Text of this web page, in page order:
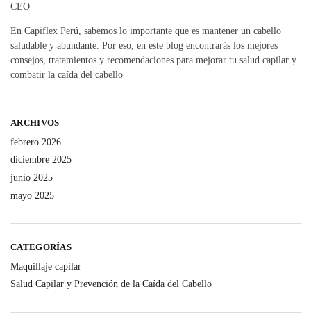
CEO
En Capiflex Perú, sabemos lo importante que es mantener un cabello
saludable y abundante. Por eso, en este blog encontrarás los mejores
consejos, tratamientos y recomendaciones para mejorar tu salud capilar y
combatir la caída del cabello
ARCHIVOS
febrero 2026
diciembre 2025
junio 2025
mayo 2025
CATEGORÍAS
Maquillaje capilar
Salud Capilar y Prevención de la Caída del Cabello